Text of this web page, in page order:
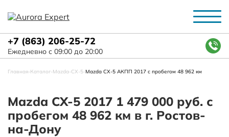
+7 (863) 206-25-72
Ежедневно с 09:00 до 20:00
Главная-Каталог-Mazda-СХ-5-Mazda СХ-5 АКПП 2017 с пробегом 48 962 км
Mazda СХ-5 2017 1 479 000 руб. с
пробегом 48 962 км в г. Ростов-
на-Дону